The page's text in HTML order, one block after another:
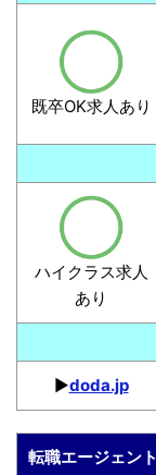
既卒OK求人あり
ハイクラス求人
あり
▶︎doda.jp
転職エージェント